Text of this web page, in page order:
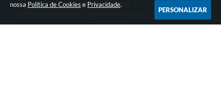
nossa Política de Cookies e Privacidade.
PERSONALIZAR
Telefone: (15) 3565-1397
Endereço: Rua: Pedro Alcântara de Moraes, 1060 - Centro | CEP:
18480-063